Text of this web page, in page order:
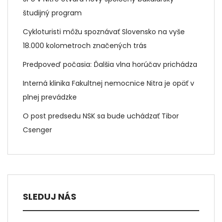
študijný program
Cykloturisti môžu spoznávať Slovensko na vyše
18.000 kolometroch značených trás
Predpoveď počasia: Ďalšia vlna horúčav prichádza
Interná klinika Fakultnej nemocnice Nitra je opäť v
plnej prevádzke
O post predsedu NSK sa bude uchádzať Tibor
Csenger
SLEDUJ NÁS